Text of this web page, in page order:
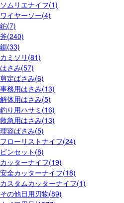
ソムリエナイフ(1)
ワイヤーソー(4)
鉈(7)
斧(240)
鋸(33)
カミソリ(81)
はさみ(57)
剪定ばさみ(6)
事務用はさみ(13)
解体用はさみ(5)
釣り用ハサミ(16)
救急用はさみ(13)
理容ばさみ(5)
フローリストナイフ(24)
ピンセット(8)
カッターナイフ(19)
安全カッターナイフ(18)
カスタムカッターナイフ(1)
その他日用刃物(89)